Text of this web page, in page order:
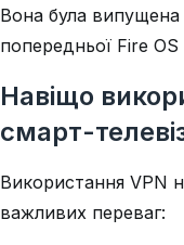
Вона була випущена
попередньої Fire OS
Навіщо
смарт-
Використання VPN
важливих переваг: